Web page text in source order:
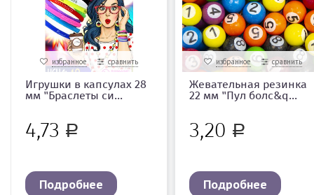
избранное сравнить
Игрушки в капсулах 28
мм "Браслеты си...
4,73 Р
Подробнее
избранное сравнить
Жевательная резинка
22 мм "Пул болс&q...
3,20 Р
Подробнее